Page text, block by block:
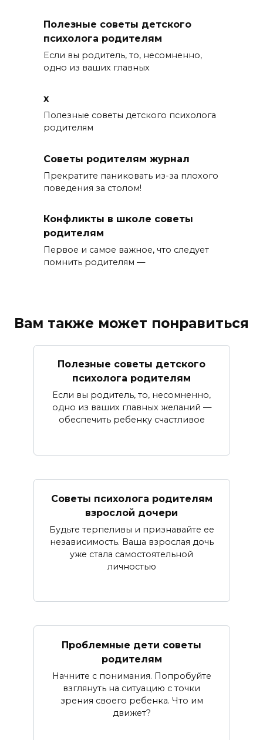
Полезные советы детского
психолога родителям
Если вы родитель, то, несомненно,
одно из ваших главных
x
Полезные советы детского психолога
родителям
Советы родителям журнал
Прекратите паниковать из-за плохого
поведения за столом!
Конфликты в школе советы
родителям
Первое и самое важное, что следует
помнить родителям —
Вам также может понравиться
Полезные советы детского
психолога родителям
Если вы родитель, то, несомненно,
одно из ваших главных желаний —
обеспечить ребенку счастливое
Советы психолога родителям
взрослой дочери
Будьте терпеливы и признавайте ее
независимость. Ваша взрослая дочь
уже стала самостоятельной
личностью
Проблемные дети советы
родителям
Начните с понимания. Попробуйте
взглянуть на ситуацию с точки
зрения своего ребенка. Что им
движет?